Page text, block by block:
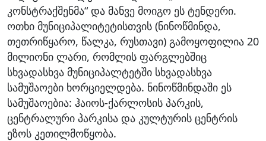
კონსტრაქშენმა“ და მანვე მოიგო ეს ტენდერი.
ოთხი მუნიციპალიტეტისთვის (ნინოწმინდა,
თეთრიწყარო, წალკა, რუსთავი) გამოყოფილია 20
მილიონი ლარი, რომლის ფარგლებშიც
სხვადასხვა მუნიციპალტეტში სხვადასხვა
სამუშაოები ხორციელდება. ნინოწმინდაში ეს
სამუშაოებია: ჰაიოს-ქარლოსის პარკის,
ცენტრალური პარკისა და კულტურის ცენტრის
ეზოს კეთილმოწყობა.